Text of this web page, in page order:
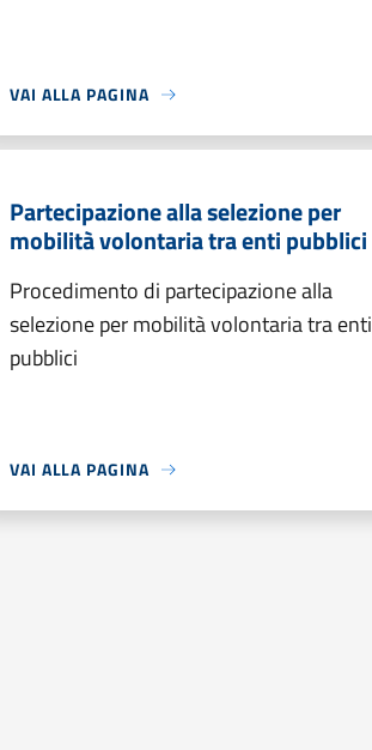
VAI ALLA PAGINA
Partecipazione alla selezione per
mobilità volontaria tra enti pubblici
Procedimento di partecipazione alla
selezione per mobilità volontaria tra enti
pubblici
VAI ALLA PAGINA